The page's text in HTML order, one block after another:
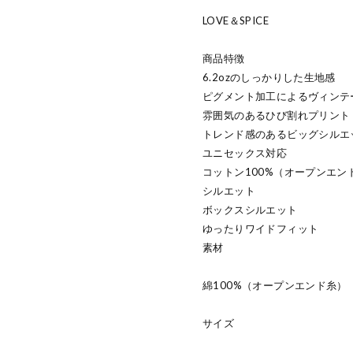
LOVE＆SPICE
商品特徴
6.2ozのしっかりした生地感
ピグメント加工によるヴィンテ
雰囲気のあるひび割れプリント
トレンド感のあるビッグシルエ
ユニセックス対応
コットン100%（オープンエン
シルエット
ボックスシルエット
ゆったりワイドフィット
素材
綿100%（オープンエンド糸）
サイズ